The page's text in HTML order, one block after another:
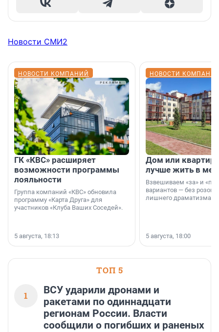
Новости СМИ2
НОВОСТИ КОМПАНИЙ
ГК «КВС» расширяет
возможности программы
лояльности
Группа компаний «КВС» обновила
программу «Карта Друга» для
участников «Клуба Ваших Соседей».
5 августа, 18:13
НОВОСТИ
Дом или
лучше жить в
Взвешиваем «за» и
вариантов — без
лишнего драматизма.
5 августа, 18:00
ТОП 5
1
ВСУ ударили дронами и
ракетами по одиннадцати
регионам России. Власти
сообщили о погибших и раненых